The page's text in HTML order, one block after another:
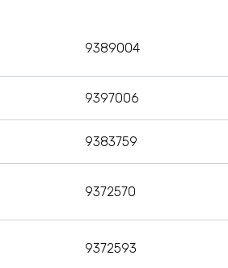
9389004
9397006
9383759
9372570
9372593